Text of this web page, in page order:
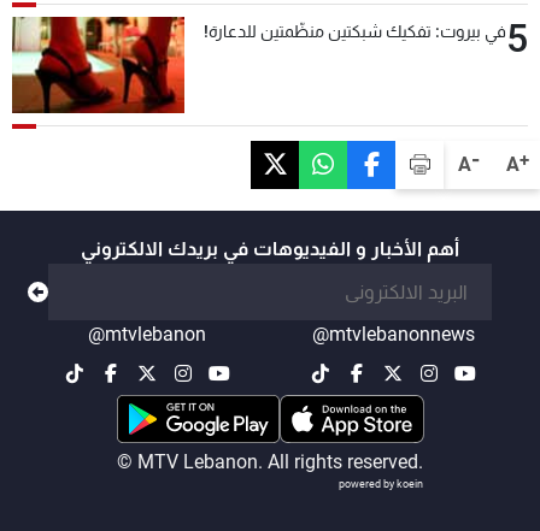
A+
A-
5في بيروت: تفكيك شبكتين منظّمتين للدعارة!
أهم الأخبار و الفيديوهات في بريدك الالكتروني
@mtvlebanonnews
@mtvlebanon
© MTV Lebanon. All rights reserved.
powered by koein